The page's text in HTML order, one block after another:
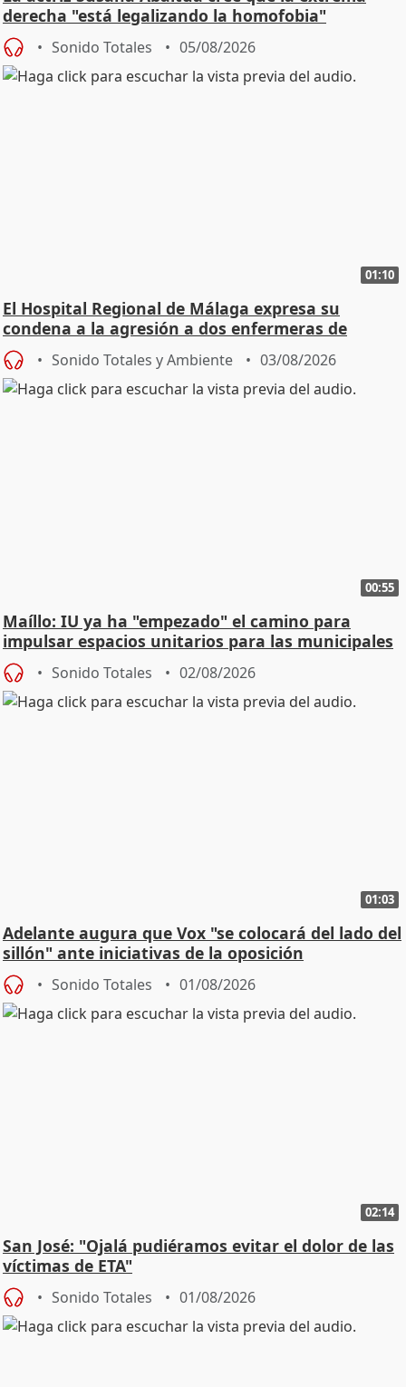
derecha "está legalizando la homofobia"
Sonido Totales 05/08/2026
01:10
El Hospital Regional de Málaga expresa su
condena a la agresión a dos enfermeras de
Urgencias
Sonido Totales y Ambiente 03/08/2026
00:55
Maíllo: IU ya ha "empezado" el camino para
impulsar espacios unitarios para las municipales
Sonido Totales 02/08/2026
01:03
Adelante augura que Vox "se colocará del lado del
sillón" ante iniciativas de la oposición
Sonido Totales 01/08/2026
02:14
San José: "Ojalá pudiéramos evitar el dolor de las
víctimas de ETA"
Sonido Totales 01/08/2026